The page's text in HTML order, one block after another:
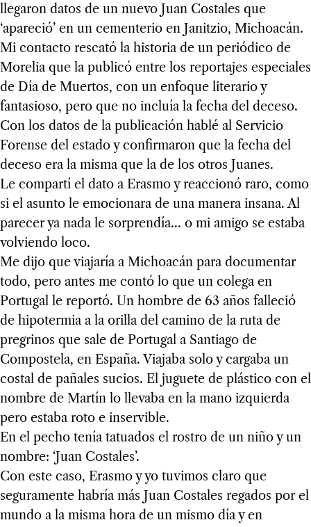
llegaron datos de un nuevo Juan Costales que
‘apareció’ en un cementerio en Janitzio, Michoacán.
Mi contacto rescató la historia de un periódico de
Morelia que la publicó entre los reportajes especiales
de Día de Muertos, con un enfoque literario y
fantasioso, pero que no incluía la fecha del deceso.
Con los datos de la publicación hablé al Servicio
Forense del estado y confirmaron que la fecha del
deceso era la misma que la de los otros Juanes.
Le compartí el dato a Erasmo y reaccionó raro, como
si el asunto le emocionara de una manera insana. Al
parecer ya nada le sorprendía... o mi amigo se estaba
volviendo loco.
Me dijo que viajaría a Michoacán para documentar
todo, pero antes me contó lo que un colega en
Portugal le reportó. Un hombre de 63 años falleció
de hipotermia a la orilla del camino de la ruta de
pregrinos que sale de Portugal a Santiago de
Compostela, en España. Viajaba solo y cargaba un
costal de pañales sucios. El juguete de plástico con el
nombre de Martín lo llevaba en la mano izquierda
pero estaba roto e inservible.
En el pecho tenía tatuados el rostro de un niño y un
nombre: ‘Juan Costales’.
Con este caso, Erasmo y yo tuvimos claro que
seguramente habría más Juan Costales regados por el
mundo a la misma hora de un mismo día y en